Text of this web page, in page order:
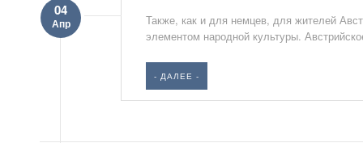
04
Апр
Также, как и для немцев, для жителей
элементом народной культуры.
- ДАЛЕЕ -